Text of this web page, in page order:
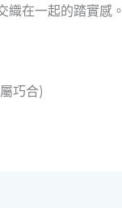
在一起的踏實感。
巧合)